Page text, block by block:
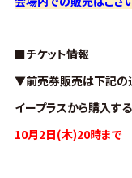
式
サ
イ
■チケット情報
▼前売券販売は下記の
イープラスから購
10月2日(木)20時まで